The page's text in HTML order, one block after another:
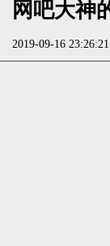
网吧大神
2019-09-16 23:26:21